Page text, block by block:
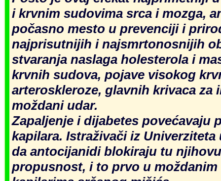
i krvnim sudovima srca i mozga,
počasno mesto u prevenciji i
najprisutnijih i najsmrtonosnijih
stvaranja naslaga holesterola i
krvnih sudova, pojave visokog
arteroskleroze, glavnih krivaca za
moždani udar.
Zapaljenje i dijabetes povećavaju
kapilara. Istraživači iz
da antocijanidi blokiraju tu
propusnost, i to prvo u